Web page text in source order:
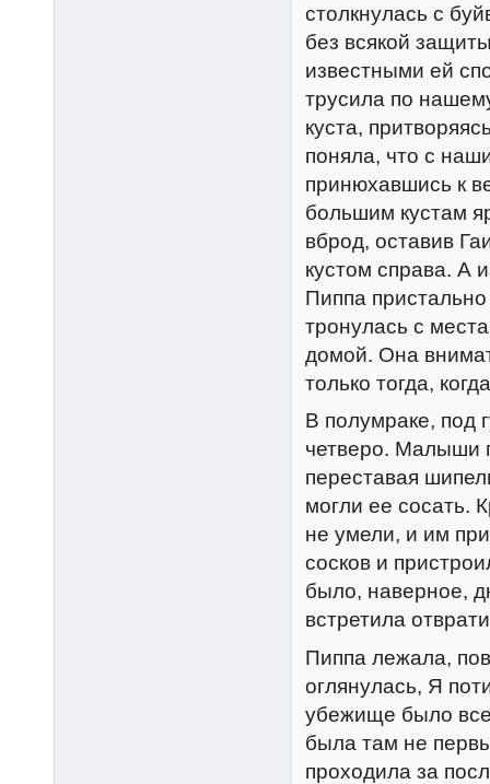
столкнулась с
без всякой
известными ей
трусила по
куста,
поняла, что с
принюхавшись к
большим кустам
вброд, оставив
кустом справа. А
Пиппа
тронулась с
домой. Она
только тогда,
В полумраке, под
четверо. Малыши
переставая
могли ее сосать.
не умели, и им
сосков и
было, наверное,
встретила
Пиппа лежала,
оглянулась, Я
убежище было
была там не
проходила за